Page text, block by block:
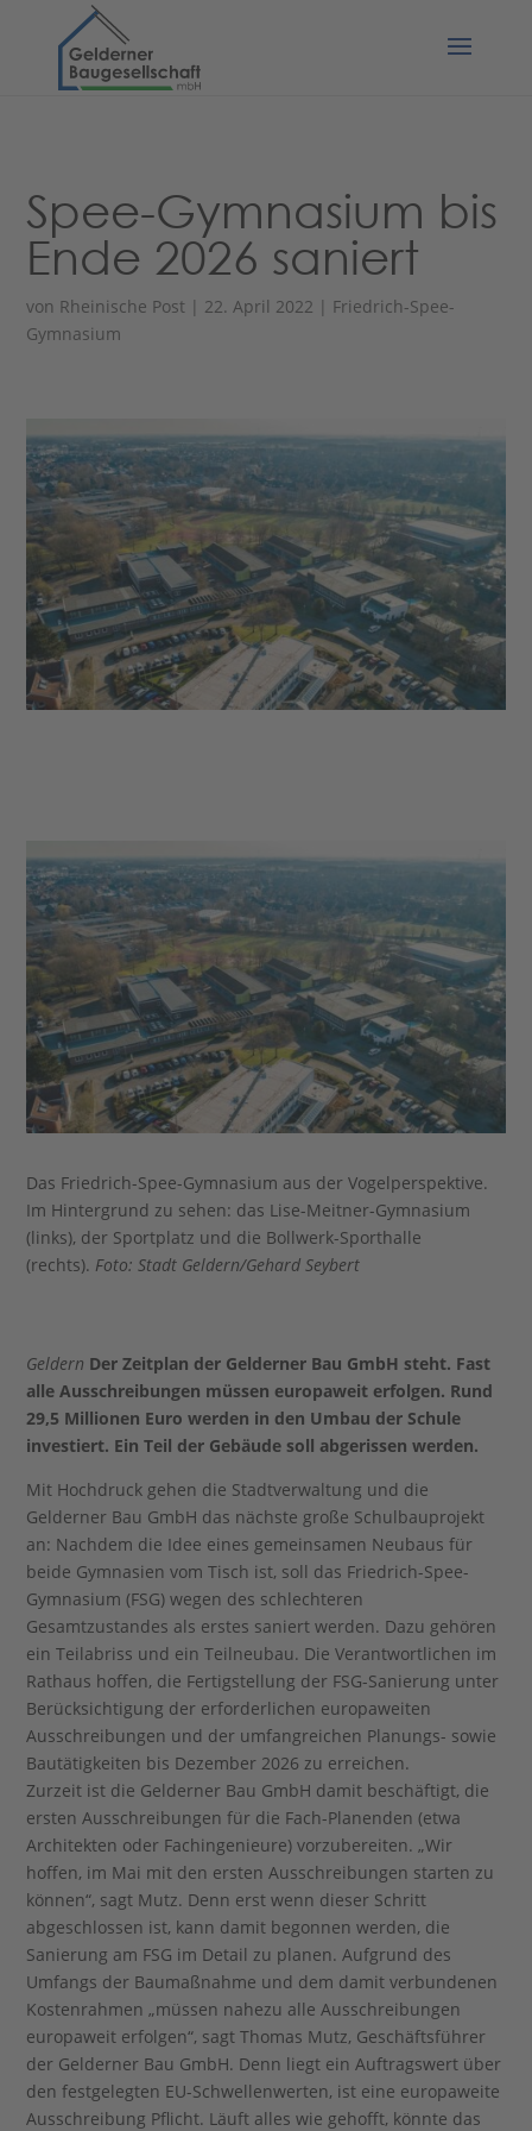
Spee-Gymnasium bis
Ende 2026 saniert
von Rheinische Post | 22. April 2022 | Friedrich-Spee-
Gymnasium
Das Friedrich-Spee-Gymnasium aus der Vogelperspektive.
Im Hintergrund zu sehen: das Lise-Meitner-Gymnasium
(links), der Sportplatz und die Bollwerk-Sporthalle
(rechts). Foto: Stadt Geldern/Gehard Seybert
Geldern Der Zeitplan der Gelderner Bau GmbH steht. Fast
alle Ausschreibungen müssen europaweit erfolgen. Rund
29,5 Millionen Euro werden in den Umbau der Schule
investiert. Ein Teil der Gebäude soll abgerissen werden.
Mit Hochdruck gehen die Stadtverwaltung und die
Gelderner Bau GmbH das nächste große Schulbauprojekt
an: Nachdem die Idee eines gemeinsamen Neubaus für
beide Gymnasien vom Tisch ist, soll das Friedrich-Spee-
Gymnasium (FSG) wegen des schlechteren
Gesamtzustandes als erstes saniert werden. Dazu gehören
ein Teilabriss und ein Teilneubau. Die Verantwortlichen im
Rathaus hoffen, die Fertigstellung der FSG-Sanierung unter
Berücksichtigung der erforderlichen europaweiten
Ausschreibungen und der umfangreichen Planungs- sowie
Bautätigkeiten bis Dezember 2026 zu erreichen.
Zurzeit ist die Gelderner Bau GmbH damit beschäftigt, die
ersten Ausschreibungen für die Fach-Planenden (etwa
Architekten oder Fachingenieure) vorzubereiten. „Wir
hoffen, im Mai mit den ersten Ausschreibungen starten zu
können“, sagt Mutz. Denn erst wenn dieser Schritt
abgeschlossen ist, kann damit begonnen werden, die
Sanierung am FSG im Detail zu planen. Aufgrund des
Umfangs der Baumaßnahme und dem damit verbundenen
Kostenrahmen „müssen nahezu alle Ausschreibungen
europaweit erfolgen“, sagt Thomas Mutz, Geschäftsführer
der Gelderner Bau GmbH. Denn liegt ein Auftragswert über
den festgelegten EU-Schwellenwerten, ist eine europaweite
Ausschreibung Pflicht. Läuft alles wie gehofft, könnte das